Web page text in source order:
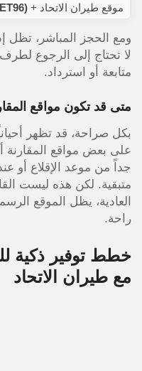
موقع طيران الاتحاد + (ET96)
ومع الحجز المباشر، تظل
لا تحتاج إلى الرجوع
متابعة أو استرداد.
متى قد تكون مواقع
بكل صراحة، قد تظهر
على بعض مواقع المقارنة
جداً من موعد الإقلاع أو
متبقية. لكن هذه ليست
العادية، يظل الموقع
راحة.
خطط توفير ذكية
مع طيران الاتحاد